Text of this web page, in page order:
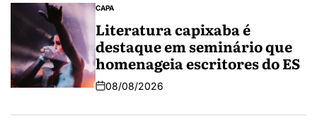
CAPA
Literatura capixaba é
destaque em seminário que
homenageia escritores do ES
08/08/2026